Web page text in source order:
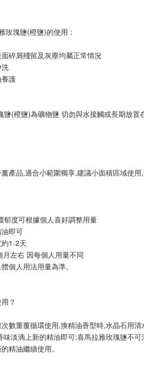
玫瑰鹽(橙鹽)的使用：
碎屑殘留及灰塵均屬正常情況
護
鹽(橙鹽)為礦物鹽 切勿與水接觸或長期放置
產品,適合小範圍獨享,建議小面積區域使用
郁度可根據個人喜好調整用量
即可
1-2天
左右 因每個人用量不同
個人用法用量為準。
？
數重覆循環使用,換精油香型時,水晶石用清
味淡滴上新的精油即可;喜馬拉雅玫瑰鹽不可
精油繼續使用。